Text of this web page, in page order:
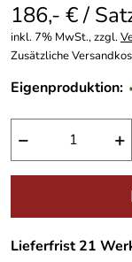
186,- € /
inkl. 7% MwSt., zzgl.
Zusätzliche
Eigenproduktion:
− +
Lieferfrist 21